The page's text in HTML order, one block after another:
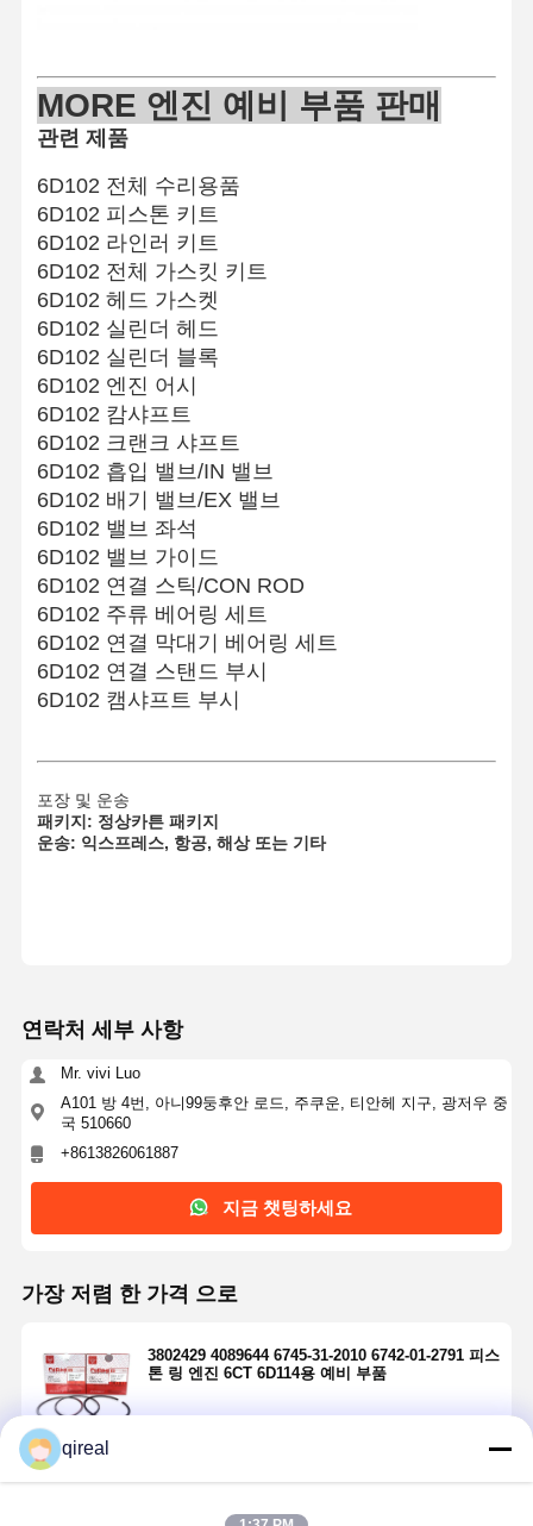
KOMATSU 엔진 부품
애벌레 엔진 파트
커민스 엔진 부품
미쓰비시 엔진 부품
존 디어 엔진 부품
DOOSAN 엔진 부품
EC VOLVO 엔진 부품
이스즈 엔진 부품
히노 엔진 파트
YANMAR 엔진 부품
웨이차이 엔진 파트
퍼킨스 엔진 부품
MORE 엔진 예비 부품 판매
관련 제품
6D102 전체 수리용품
6D102 피스톤 키트
6D102 라인러 키트
6D102 전체 가스킷 키트
6D102 헤드 가스켓
6D102 실린더 헤드
6D102 실린더 블록
6D102 엔진 어시
6D102 캄샤프트
6D102 크랜크 샤프트
6D102 흡입 밸브/IN 밸브
6D102 배기 밸브/EX 밸브
6D102 밸브 좌석
6D102 밸브 가이드
6D102 연결 스틱/CON ROD
6D102 주류 베어링 세트
6D102 연결 막대기 베어링 세트
6D102 연결 스탠드 부시
6D102 캠샤프트 부시
포장 및 운송
패키지: 정상카튼 패키지
운송: 익스프레스, 항공, 해상 또는 기타
연락처 세부 사항
Mr. vivi Luo
A101 방 4번, 아니99둥후안 로드, 주쿠운, 티안헤 지구, 광저우 중
국 510660
+8613826061887
지금 챗팅하세요
가장 저렴 한 가격 으로
3802429 4089644 6745-31-2010 6742-01-2791 피스
톤 링 엔진 6CT 6D114용 예비 부품
qireal